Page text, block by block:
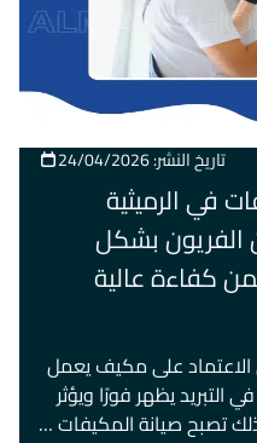
تاريخ النشر: 24/04/2026
في الرميثية
بشكل
كفاءة عالية
الاعتماد على مكيف يعمل
يظهر فورًا ويؤثر
تصبح صيانة المكيفات …